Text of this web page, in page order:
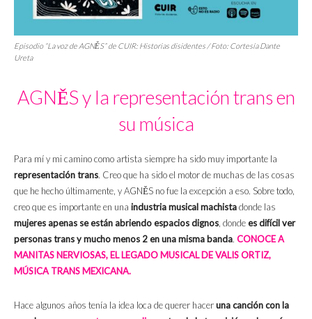
Episodio “La voz de AGNĚS” de CUIR: Historias disidentes / Foto: Cortesía Dante
Ureta
AGNĚS y la representación trans en
su música
Para mí y mi camino como artista siempre ha sido muy importante la
representación trans. Creo que ha sido el motor de muchas de las cosas
que he hecho últimamente, y AGNĚS no fue la excepción a eso. Sobre todo,
creo que es importante en una industria musical machistadonde las
mujeres apenas se están abriendo espacios dignos , dondees difícil ver
personas trans y mucho menos 2 en una misma banda. CONOCE A
MANITAS NERVIOSAS, EL LEGADO MUSICAL DE VALIS ORTIZ,
MÚSICA TRANS MEXICANA.
Hace algunos años tenía la idea loca de querer haceruna canción con la